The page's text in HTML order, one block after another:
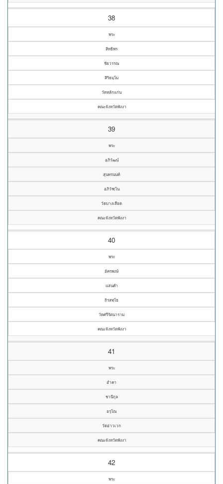
38
พระ
สิทธิพร
ชัยวรรณ
สิริธมฺโม
วัดหลักแก่น
คณะจังหวัดพังงา
39
พระ
อภิวัฒน์
สุนทรนนท์
อภิวัฑฺโน
วัดบางเสียด
คณะจังหวัดพังงา
40
พระ
อัครพงษ์
แสนคำ
ถิรสทฺโธ
วัดศรีรัตนาราม
คณะจังหวัดพังงา
41
พระ
อำคา
ชานีกุล
อรุโณ
วัดอ่าวเวก
คณะจังหวัดพังงา
42
พระ